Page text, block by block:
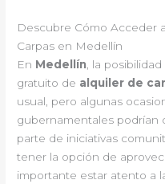
Descubre Cómo Acceder
Carpas en Medellín
En Medellín , la
gratuito de alquiler de
usual, pero algunas
gubernamentales podrían
parte de iniciativas
tener la opción de
importante estar atento a